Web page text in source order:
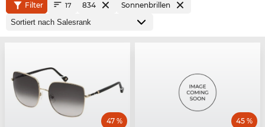
Filter 17 834 Sonnenbrillen
47 % 45 %